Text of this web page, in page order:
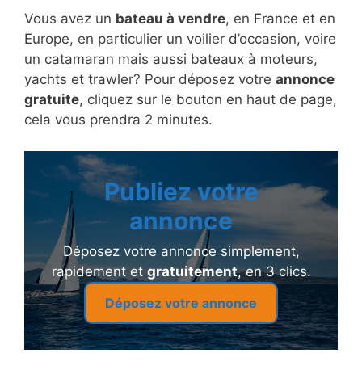
Vous avez un bateau à vendre, en France et en
Europe, en particulier un voilier d’occasion, voire
un catamaran mais aussi bateaux à moteurs,
yachts et trawler? Pour déposez votre annonce
gratuite, cliquez sur le bouton en haut de page,
cela vous prendra 2 minutes.
Publiez votre
annonce
Déposez votre annonce simplement,
rapidement et gratuitement, en 3 clics.
Déposez votre annonce